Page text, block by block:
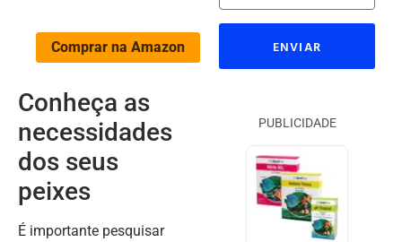
Comprar na Amazon
Conheça as
necessidades
dos seus
peixes
É importante pesquisar
ENVIAR
PUBLICIDADE